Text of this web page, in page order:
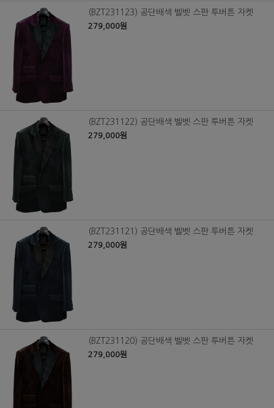
(BZT231123) 공단배색 벨벳 스판 투버튼 자켓
279,000원
(BZT231122) 공단배색 벨벳 스판 투버튼 자켓
279,000원
(BZT231121) 공단배색 벨벳 스판 투버튼 자켓
279,000원
(BZT231120) 공단배색 벨벳 스판 투버튼 자켓
279,000원